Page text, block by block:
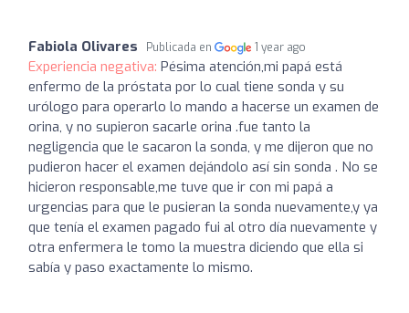
Fabiola Olivares Publicada en 1 year ago
Experiencia negativa: Pésima atención,mi papá está
enfermo de la próstata por lo cual tiene sonda y su
urólogo para operarlo lo mando a hacerse un examen de
orina, y no supieron sacarle orina .fue tanto la
negligencia que le sacaron la sonda, y me dijeron que no
pudieron hacer el examen dejándolo así sin sonda . No se
hicieron responsable,me tuve que ir con mi papá a
urgencias para que le pusieran la sonda nuevamente,y ya
que tenía el examen pagado fui al otro día nuevamente y
otra enfermera le tomo la muestra diciendo que ella si
sabía y paso exactamente lo mismo.